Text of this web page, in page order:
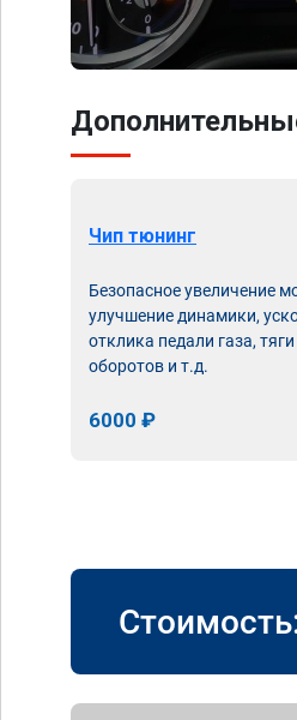
Чип тюнинг
Безопасное увеличение
улучшение динамики,
отклика педали газа,
оборотов и т.д.
6000 ₽